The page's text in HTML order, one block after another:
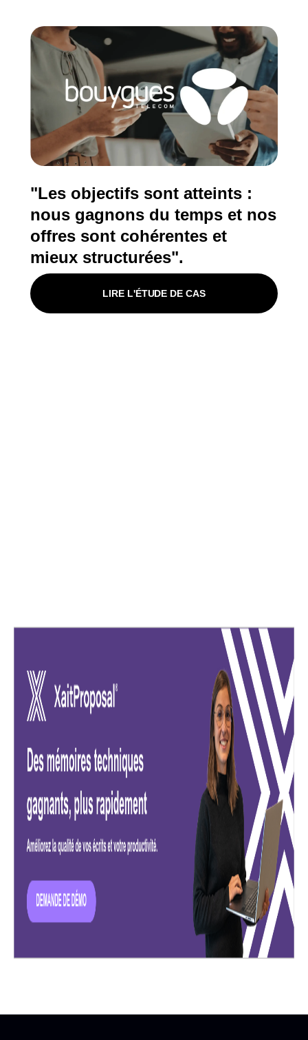
"Les objectifs sont atteints :
nous gagnons du temps et nos
offres sont cohérentes et
mieux structurées".
LIRE L'ÉTUDE DE CAS